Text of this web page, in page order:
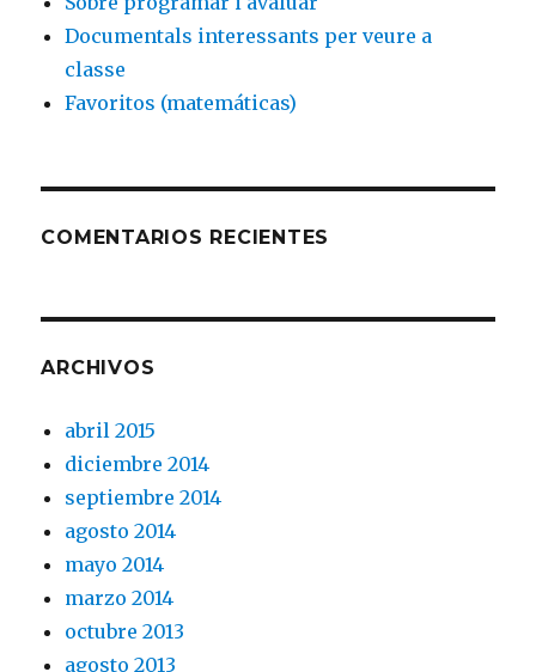
Documentals interessants per veure a
classe
Favoritos (matemáticas)
COMENTARIOS RECIENTES
ARCHIVOS
abril 2015
diciembre 2014
septiembre 2014
agosto 2014
mayo 2014
marzo 2014
octubre 2013
agosto 2013